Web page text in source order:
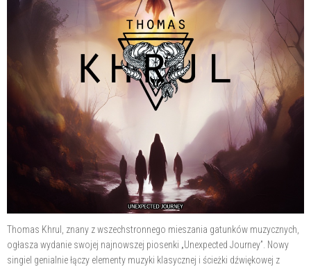
Thomas Khrul, znany z wszechstronnego mieszania gatunków muzycznych,
ogłasza wydanie swojej najnowszej piosenki „Unexpected Journey”. Nowy
singiel genialnie łączy elementy muzyki klasycznej i ścieżki dźwiękowej z